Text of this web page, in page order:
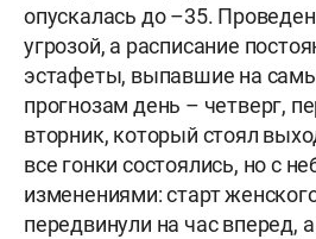
опускалась до –35.
угрозой, а расписание
эстафеты, выпавшие на
прогнозам день – четверг,
вторник, который стоял
все гонки состоялись, но с
изменениями: старт
передвинули на час вперед,